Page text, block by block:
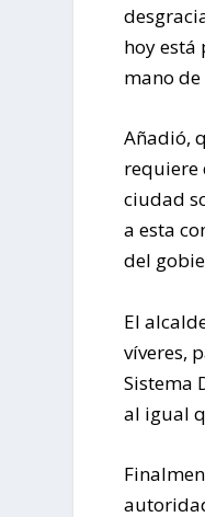
hoy está
mano
Añadió,
requiere
ciudad
a esta
del
El
víveres,
Sistema
al igual